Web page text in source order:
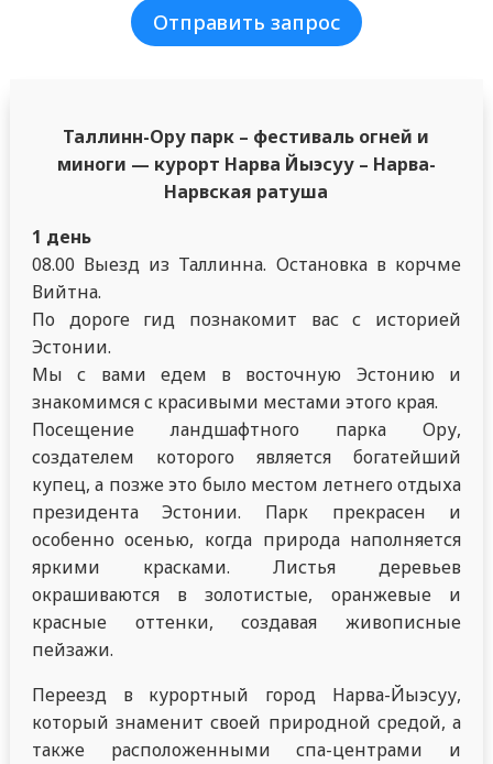
Отправить запрос
Таллинн-Ору парк – фестиваль огней и
миноги — курорт Нарва Йыэсуу – Нарва-
Нарвская ратуша
1 день
08.00 Выезд из Таллинна. Остановка в корчме
Вийтна.
По дороге гид познакомит вас с историей
Эстонии.
Мы с вами едем в восточную Эстонию и
знакомимся с красивыми местами этого края.
Посещение ландшафтного парка Ору,
создателем которого является богатейший
купец, а позже это было местом летнего отдыха
президента Эстонии. Парк прекрасен и
особенно осенью, когда природа наполняется
яркими красками. Листья деревьев
окрашиваются в золотистые, оранжевые и
красные оттенки, создавая живописные
пейзажи.
Переезд в курортный город Нарва-Йыэсуу,
который знаменит своей природной средой, а
также расположенными спа-центрами и